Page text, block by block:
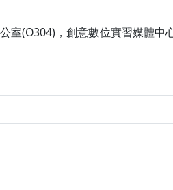
室(O304)，創意數位實習媒體中